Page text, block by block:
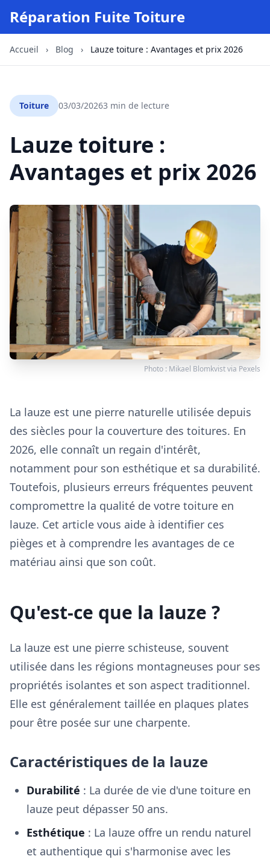
Réparation Fuite Toiture
Accueil › Blog › Lauze toiture : Avantages et prix 2026
Toiture 03/03/20263 min de lecture
Lauze toiture :
Avantages et prix 2026
Photo : Mikael Blomkvistvia Pexels
La lauze est une pierre naturelle utilisée depuis
des siècles pour la couverture des toitures. En
2026, elle connaît un regain d'intérêt,
notamment pour son esthétique et sa durabilité.
Toutefois, plusieurs erreurs fréquentes peuvent
compromettre la qualité de votre toiture en
lauze. Cet article vous aide à identifier ces
pièges et à comprendre les avantages de ce
matériau ainsi que son coût.
Qu'est-ce que la lauze ?
La lauze est une pierre schisteuse, souvent
utilisée dans les régions montagneuses pour ses
propriétés isolantes et son aspect traditionnel.
Elle est généralement taillée en plaques plates
pour être posée sur une charpente.
Caractéristiques de la lauze
Durabilité : La durée de vie d'une toiture en
lauze peut dépasser 50 ans.
Esthétique : La lauze offre un rendu naturel
et authentique qui s'harmonise avec les